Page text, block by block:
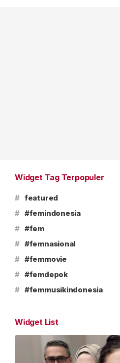
Widget Tag Terpopuler
# featured
# #femindonesia
# #fem
# #femnasional
# #femmovie
# #femdepok
# #femmusikindonesia
Widget List